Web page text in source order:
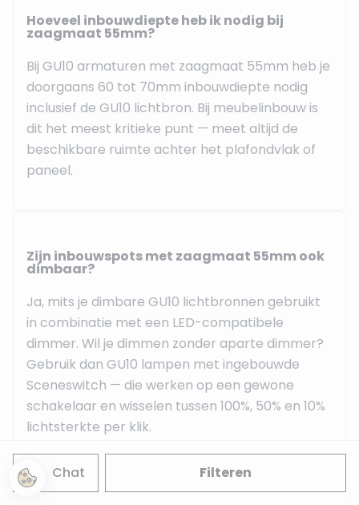
Chat Filteren
Hoeveel inbouwdiepte heb ik nodig bij
zaagmaat 55mm?
Bij GU10 armaturen met zaagmaat 55mm heb je
doorgaans 60 tot 70mm inbouwdiepte nodig
inclusief de GU10 lichtbron. Bij meubelinbouw is
dit het meest kritieke punt — meet altijd de
beschikbare ruimte achter het plafondvlak of
paneel.
Zijn inbouwspots met zaagmaat 55mm ook
dimbaar?
Ja, mits je dimbare GU10 lichtbronnen gebruikt
in combinatie met een LED-compatibele
dimmer. Wil je dimmen zonder aparte dimmer?
Gebruik dan GU10 lampen met ingebouwde
Sceneswitch — die werken op een gewone
schakelaar en wisselen tussen 100%, 50% en 10%
lichtsterkte per klik.